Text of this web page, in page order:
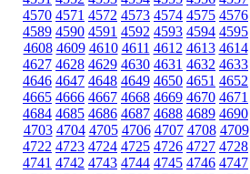
4570 4571 4572 4573 4574 4575 4576
4589 4590 4591 4592 4593 4594 4595
4608 4609 4610 4611 4612 4613 4614
4627 4628 4629 4630 4631 4632 4633
4646 4647 4648 4649 4650 4651 4652
4665 4666 4667 4668 4669 4670 4671
4684 4685 4686 4687 4688 4689 4690
4703 4704 4705 4706 4707 4708 4709
4722 4723 4724 4725 4726 4727 4728
4741 4742 4743 4744 4745 4746 4747